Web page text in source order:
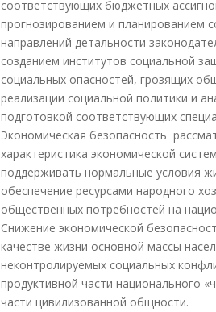
соответствующих бюджетных
прогнозированием и планированием
направлений детальности
созданием институтов социальной
социальных опасностей, грозящих
реализации социальной политики и
подготовкой соответствующих
Экономическая безопасность
характеристика экономической
поддерживать нормальные условия
обеспечение ресурсами народного
общественных потребностей на
Снижение экономической
качестве жизни основной массы
неконтролируемых социальных
продуктивной части национального
части цивилизованной общности.